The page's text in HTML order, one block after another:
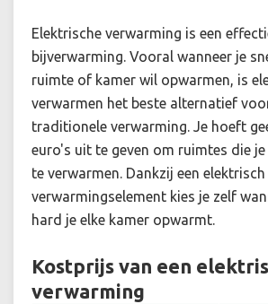
Elektrische verwarming is een
bijverwarming. Vooral wanneer je
ruimte of kamer wil opwarmen, is
verwarmen het beste alternatief
traditionele verwarming. Je hoeft
euro's uit te geven om ruimtes die
te verwarmen. Dankzij een elektrisch
verwarmingselement kies je zelf
hard je elke kamer opwarmt.
Kostprijs van een
verwarming